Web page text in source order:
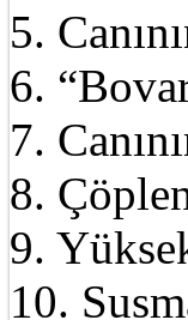
5.
6.
7.
8.
9.
10.